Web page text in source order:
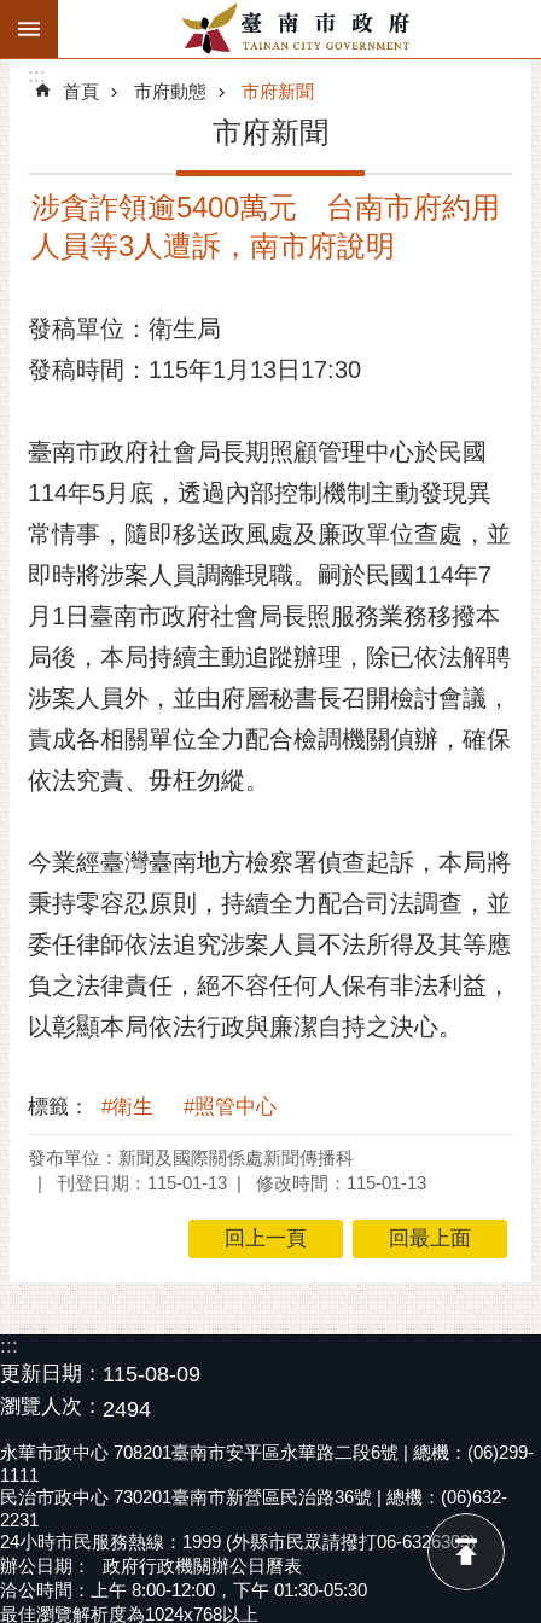
跳到主要內容區塊
搜
階
精彩府城
市府團隊
主題服務
市政資訊
市民互動
黃
偉
哲
螢
光
花
泉
祭
網
站
導
覽
RSS
訂
閱
民
信
箱
English
日
本
語
隱
:::
:::
首頁 市府動態 市府新聞
市府新聞
涉貪詐領逾5400萬元 台南市府約用
人員等3人遭訴，南市府說明
發稿單位：衛生局
發稿時間：115年1月13日17:30
臺南市政府社會局長期照顧管理中心於民國
114年5月底，透過內部控制機制主動發現異
常情事，隨即移送政風處及廉政單位查處，並
即時將涉案人員調離現職。嗣於民國114年7
月1日臺南市政府社會局長照服務業務移撥本
局後，本局持續主動追蹤辦理，除已依法解聘
涉案人員外，並由府層秘書長召開檢討會議，
責成各相關單位全力配合檢調機關偵辦，確保
依法究責、毋枉勿縱。
今業經臺灣臺南地方檢察署偵查起訴，本局將
秉持零容忍原則，持續全力配合司法調查，並
委任律師依法追究涉案人員不法所得及其等應
負之法律責任，絕不容任何人保有非法利益，
以彰顯本局依法行政與廉潔自持之決心。
標籤： #衛生 #照管中心
發布單位：新聞及國際關係處新聞傳播科
刊登日期：115-01-13
修改時間：115-01-13
回上一頁 回最上面
:::
更新日期： 115-08-09
瀏覽人次： 2494
永華市政中心 708201臺南市安平區永華路二段6號 | 總機：(06)299-
1111
民治市政中心 730201臺南市新營區民治路36號 | 總機：(06)632-
2231
24小時市民服務熱線：1999 (外縣市民眾請撥打06-6326303)
辦公日期：
政府行政機關辦公日曆表
洽公時間：上午 8:00-12:00，下午 01:30-05:30
最佳瀏覽解析度為1024x768以上